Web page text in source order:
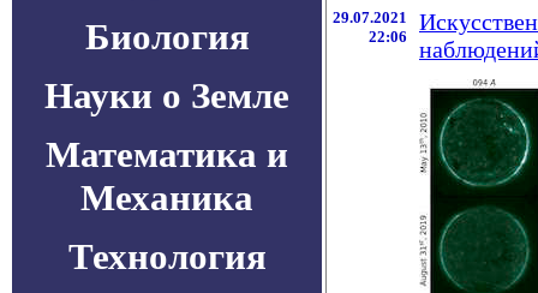
Биология
Науки о Земле
Математика и
Механика
Технология
29.07.2021
22:06